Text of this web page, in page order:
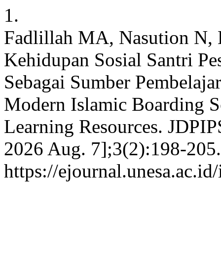
1.
Fadlillah MA, Nasution
Kehidupan Sosial Santri
Sebagai Sumber
Modern Islamic Boarding
Learning Resources.
2026 Aug. 7];3(2):198-
https://